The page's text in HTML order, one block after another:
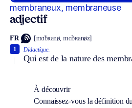
membraneux, membraneuse
adjectif
FR [mɑ̃bʀanø, mɑ̃bʀanøz]
Didactique.
Qui est de la nature des
1
À découvrir
Connaissez-vous la définition